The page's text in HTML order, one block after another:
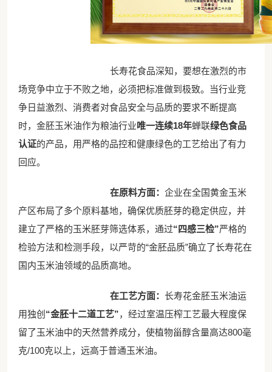
长寿花食品深知，要想在激烈的市
场竞争中立于不败之地，必须把标准做到极致。当行业竞
争日益激烈、消费者对食品安全与品质的要求不断提高
时，金胚玉米油作为粮油行业唯一连续18年蝉联绿色食品
认证的产品，用严格的品控和健康绿色的工艺给出了有力
回应。
在原料方面： 企业在全国黄金玉米
产区布局了多个原料基地，确保优质胚芽的稳定供应，并
建立了严格的玉米胚芽筛选体系，通过“四感三检”严格的
检验方法和检测手段，以严苛的“金胚品质”确立了长寿花在
国内玉米油领域的品质高地。
在工艺方面： 长寿花金胚玉米油运
用独创 “金胚十二道工艺”，经过室温压榨工艺最大程度保
留了玉米油中的天然营养成分，使植物甾醇含量高达800毫
克/100克以上，远高于普通玉米油。